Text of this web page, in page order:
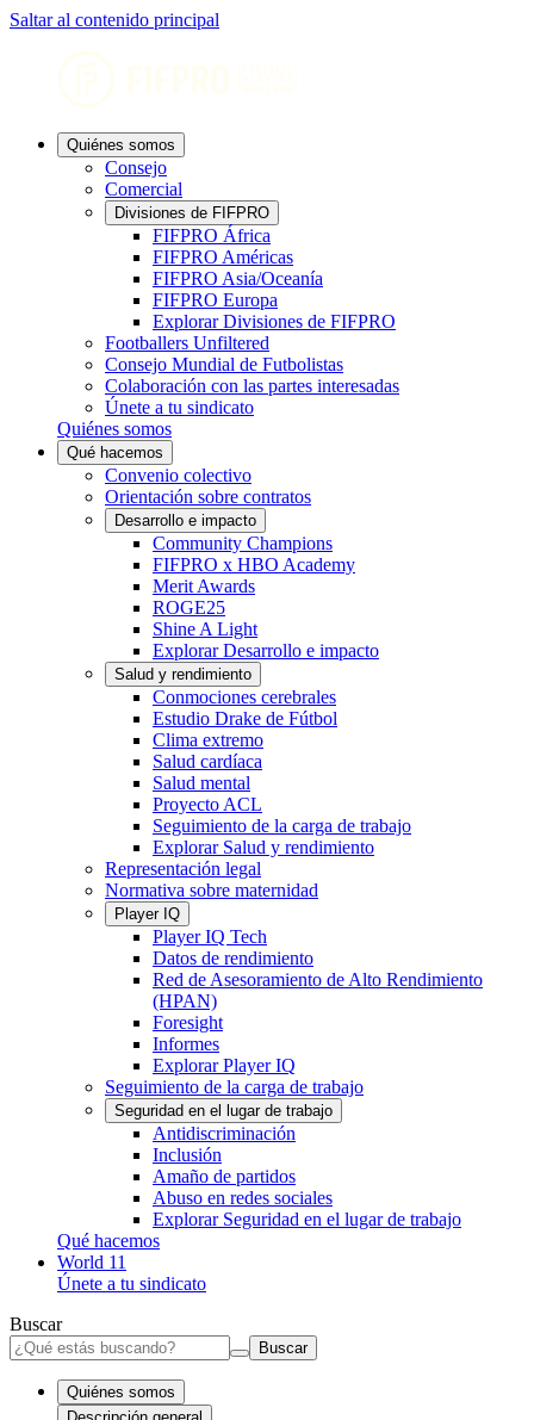
Saltar al contenido principal
Quiénes somos
Consejo
Comercial
Divisiones de FIFPRO
FIFPRO África
FIFPRO Américas
FIFPRO Asia/Oceanía
FIFPRO Europa
Explorar Divisiones de FIFPRO
Footballers Unfiltered
Consejo Mundial de Futbolistas
Colaboración con las partes interesadas
Únete a tu sindicato
Quiénes somos
Qué hacemos
Convenio colectivo
Orientación sobre contratos
Desarrollo e impacto
Community Champions
FIFPRO x HBO Academy
Merit Awards
ROGE25
Shine A Light
Explorar Desarrollo e impacto
Salud y rendimiento
Conmociones cerebrales
Estudio Drake de Fútbol
Clima extremo
Salud cardíaca
Salud mental
Proyecto ACL
Seguimiento de la carga de trabajo
Explorar Salud y rendimiento
Representación legal
Normativa sobre maternidad
Player IQ
Player IQ Tech
Datos de rendimiento
Red de Asesoramiento de Alto Rendimiento
(HPAN)
Foresight
Informes
Explorar Player IQ
Seguimiento de la carga de trabajo
Seguridad en el lugar de trabajo
Antidiscriminación
Inclusión
Amaño de partidos
Abuso en redes sociales
Explorar Seguridad en el lugar de trabajo
Qué hacemos
World 11
Únete a tu sindicato
Buscar
Buscar
Quiénes somos